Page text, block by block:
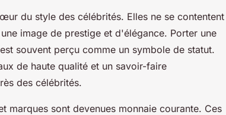
du style des célébrités. Elles ne se contentent
image de prestige et d'élégance. Porter une
souvent perçu comme un symbole de statut.
de haute qualité et un savoir-faire
des célébrités.
marques sont devenues monnaie courante. Ces